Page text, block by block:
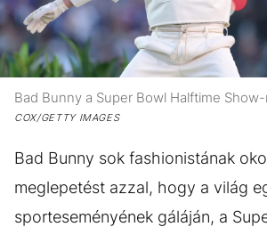
Bad Bunny a Super Bowl Halftime
COX/GETTY IMAGES
Bad Bunny sok fashionistának
meglepetést azzal, hogy a világ
sporteseményének gáláján, a